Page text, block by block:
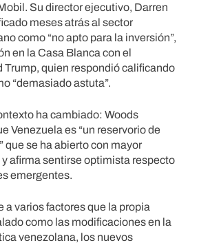
Su director ejecutivo, Darren
meses atrás al sector
como “no apto para la inversión”,
en la Casa Blanca con el
Trump, quien respondió calificando
“demasiado astuta”.
ha cambiado: Woods
Venezuela es “un reservorio de
que se ha abierto con mayor
afirma sentirse optimista respecto
emergentes.
a varios factores que la propia
como las modificaciones en la
venezolana, los nuevos